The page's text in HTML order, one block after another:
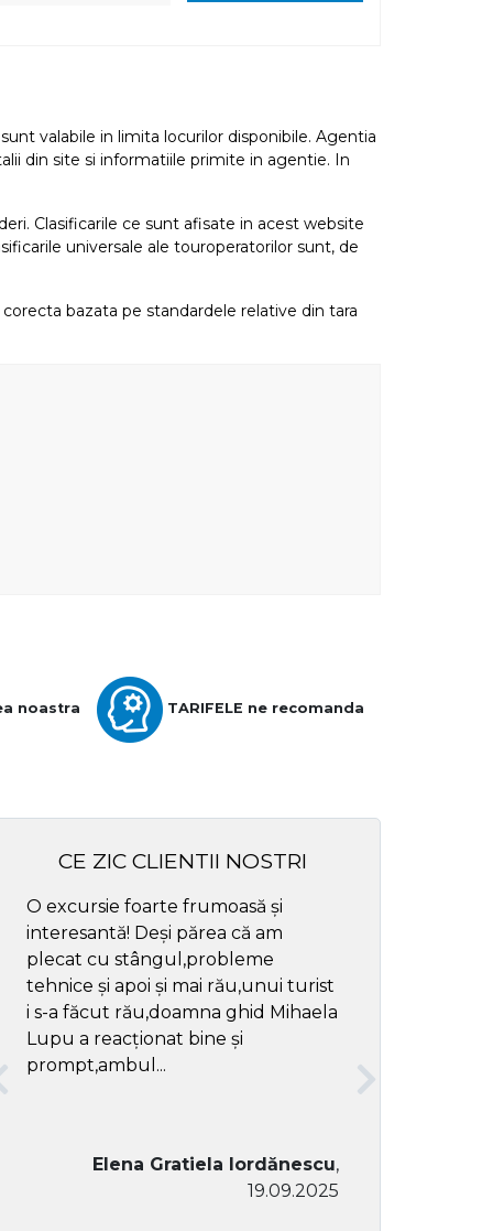
valabile in limita locurilor disponibile. Agentia
din site si informatiile primite in agentie. In
Clasificarile ce sunt afisate in acest website
universale ale touroperatorilor sunt, de
bazata pe standardele relative din tara
noastra TARIFELE ne recomanda
CE ZIC CLIENTII NOSTRI
O excursie foarte frumoasă și
interesantă! Deși părea că am
plecat cu stângul,probleme
tehnice și apoi și mai rău,unui turist
i s-a făcut rău,doamna ghid Mihaela
Lupu a reacționat bine și
prompt,ambul...
Elena Gratiela Iordănescu,
19.09.2025